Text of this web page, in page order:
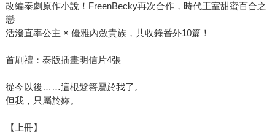
改編泰劇原作小說！FreenBecky再次合作，時代王室甜蜜百合之
戀
活潑直率公主 × 優雅內斂貴族，共收錄番外10篇！
首刷禮：泰版插畫明信片4張
從今以後……這根髮簪屬於我了。
但我，只屬於妳。
【上冊】